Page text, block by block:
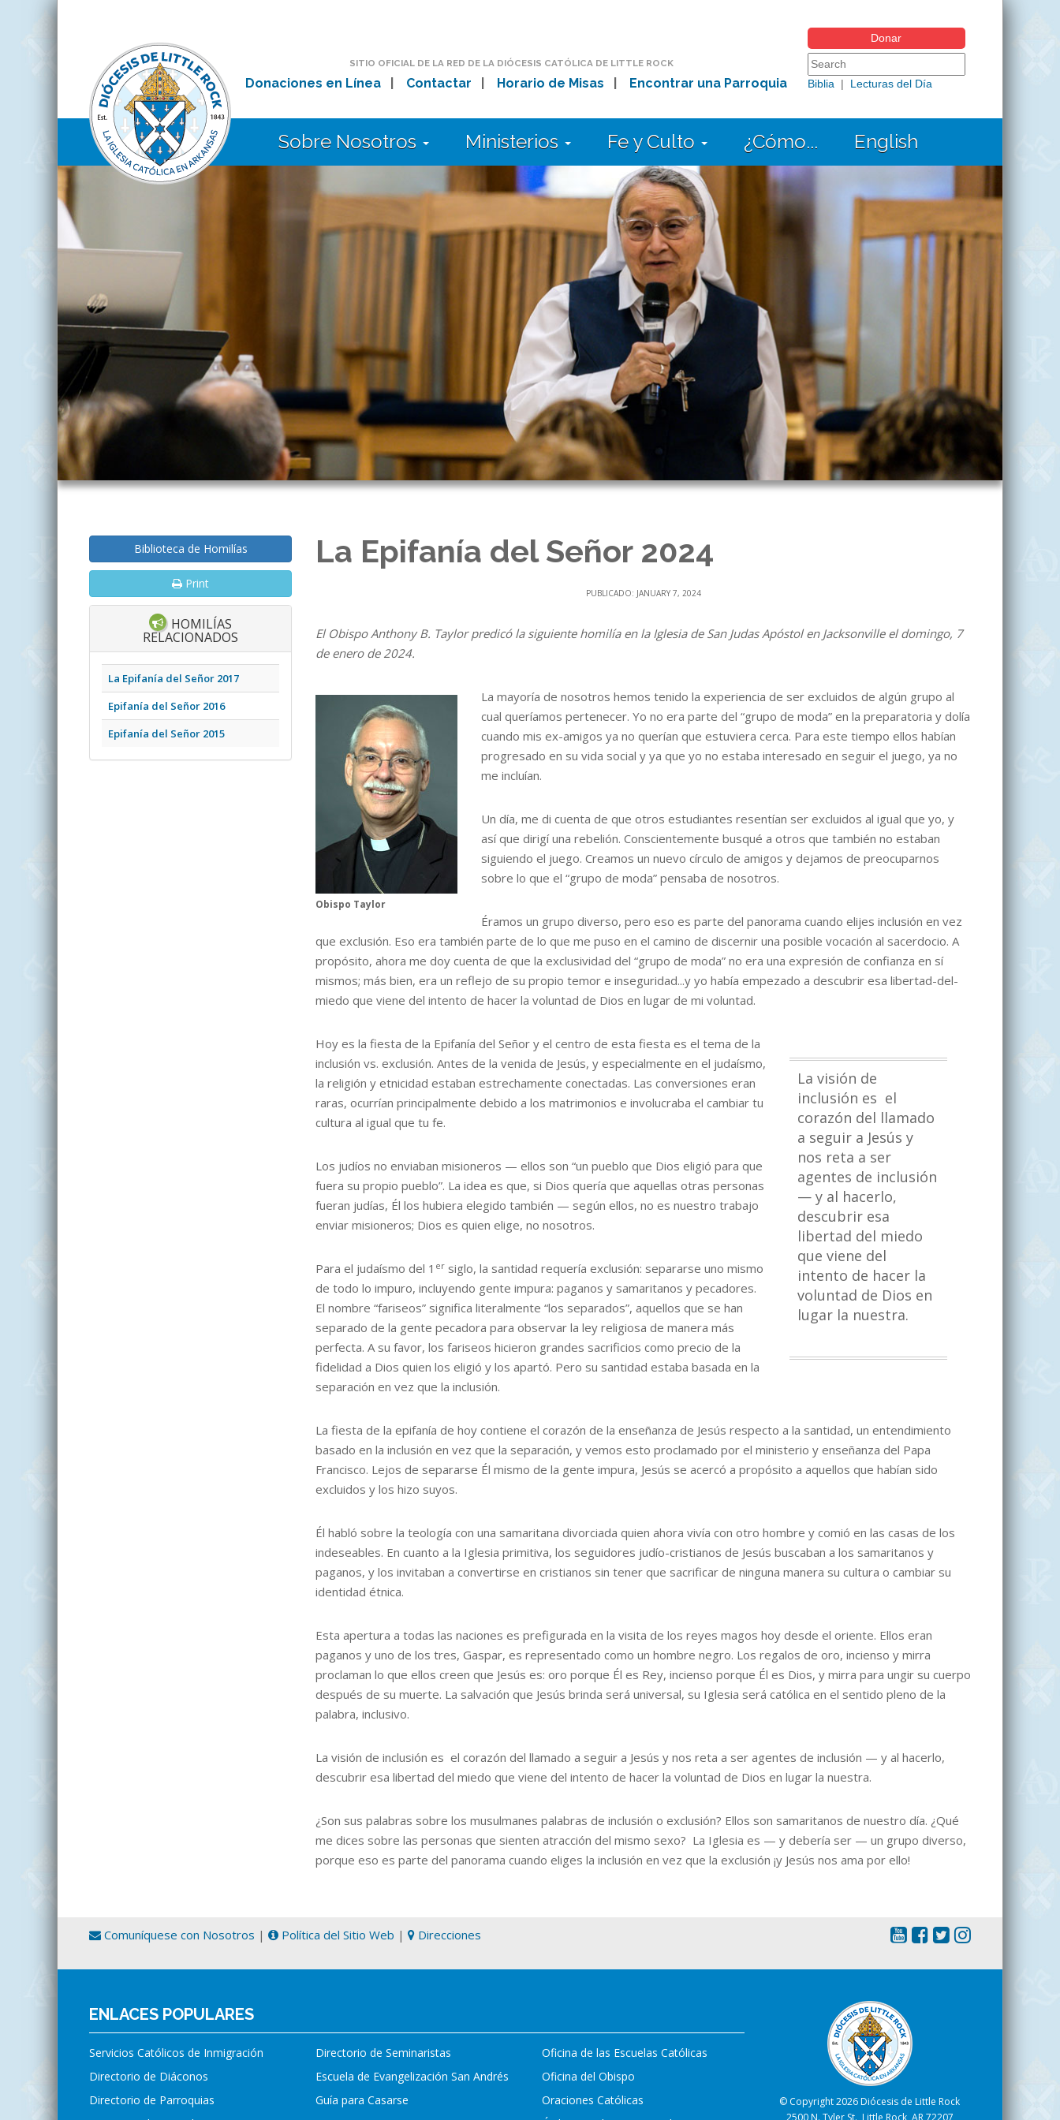
SITIO OFICIAL DE LA RED DE LA DIÓCESIS CATÓLICA DE LITTLE ROCK
Donaciones en Línea| Contactar Horario de Misas Encontrar una Parroquia
Donar
Search form
Search this site
Biblia | Lecturas del Día
Sobre Nosotros Ministerios Fe y Culto ¿Cómo... English
La Epifanía del Señor 2024
PUBLICADO: JANUARY 7, 2024
El Obispo Anthony B. Taylor predicó la siguiente homilía en la Iglesia de San Judas Apóstol en Jacksonville el domingo, 7
de enero de 2024.
Obispo Taylor
La mayoría de nosotros hemos tenido la experiencia de ser excluidos de algún grupo al
cual queríamos pertenecer. Yo no era parte del “grupo de moda” en la preparatoria y dolía
cuando mis ex-amigos ya no querían que estuviera cerca. Para este tiempo ellos habían
progresado en su vida social y ya que yo no estaba interesado en seguir el juego, ya no
me incluían.
Un día, me di cuenta de que otros estudiantes resentían ser excluidos al igual que yo, y
así que dirigí una rebelión. Conscientemente busqué a otros que también no estaban
siguiendo el juego. Creamos un nuevo círculo de amigos y dejamos de preocuparnos
sobre lo que el “grupo de moda” pensaba de nosotros.
Éramos un grupo diverso, pero eso es parte del panorama cuando elijes inclusión en vez
que exclusión. Eso era también parte de lo que me puso en el camino de discernir una posible vocación al sacerdocio. A
propósito, ahora me doy cuenta de que la exclusividad del “grupo de moda” no era una expresión de confianza en sí
mismos; más bien, era un reflejo de su propio temor e inseguridad...y yo había empezado a descubrir esa libertad-del-
miedo que viene del intento de hacer la voluntad de Dios en lugar de mi voluntad.
La visión de
inclusión es el
corazón del llamado
a seguir a Jesús y
nos reta a ser
agentes de inclusión
— y al hacerlo,
descubrir esa
libertad del miedo
que viene del
intento de hacer la
voluntad de Dios en
lugar la nuestra.
Hoy es la fiesta de la Epifanía del Señor y el centro de esta fiesta es el tema de la
inclusión vs. exclusión. Antes de la venida de Jesús, y especialmente en el judaísmo,
la religión y etnicidad estaban estrechamente conectadas. Las conversiones eran
raras, ocurrían principalmente debido a los matrimonios e involucraba el cambiar tu
cultura al igual que tu fe.
Los judíos no enviaban misioneros — ellos son “un pueblo que Dios eligió para que
fuera su propio pueblo”. La idea es que, si Dios quería que aquellas otras personas
fueran judías, Él los hubiera elegido también — según ellos, no es nuestro trabajo
enviar misioneros; Dios es quien elige, no nosotros.
Para el judaísmo del 1 er siglo, la santidad requería exclusión: separarse uno mismo
de todo lo impuro, incluyendo gente impura: paganos y samaritanos y pecadores.
El nombre “fariseos” significa literalmente “los separados”, aquellos que se han
separado de la gente pecadora para observar la ley religiosa de manera más
perfecta. A su favor, los fariseos hicieron grandes sacrificios como precio de la
fidelidad a Dios quien los eligió y los apartó. Pero su santidad estaba basada en la
separación en vez que la inclusión.
La fiesta de la epifanía de hoy contiene el corazón de la enseñanza de Jesús respecto a la santidad, un entendimiento
basado en la inclusión en vez que la separación, y vemos esto proclamado por el ministerio y enseñanza del Papa
Francisco. Lejos de separarse Él mismo de la gente impura, Jesús se acercó a propósito a aquellos que habían sido
excluidos y los hizo suyos.
Él habló sobre la teología con una samaritana divorciada quien ahora vivía con otro hombre y comió en las casas de los
indeseables. En cuanto a la Iglesia primitiva, los seguidores judío-cristianos de Jesús buscaban a los samaritanos y
paganos, y los invitaban a convertirse en cristianos sin tener que sacrificar de ninguna manera su cultura o cambiar su
identidad étnica.
Esta apertura a todas las naciones es prefigurada en la visita de los reyes magos hoy desde el oriente. Ellos eran
paganos y uno de los tres, Gaspar, es representado como un hombre negro. Los regalos de oro, incienso y mirra
proclaman lo que ellos creen que Jesús es: oro porque Él es Rey, incienso porque Él es Dios, y mirra para ungir su cuerpo
después de su muerte. La salvación que Jesús brinda será universal, su Iglesia será católica en el sentido pleno de la
palabra, inclusivo.
La visión de inclusión es el corazón del llamado a seguir a Jesús y nos reta a ser agentes de inclusión — y al hacerlo,
descubrir esa libertad del miedo que viene del intento de hacer la voluntad de Dios en lugar la nuestra.
¿Son sus palabras sobre los musulmanes palabras de inclusión o exclusión? Ellos son samaritanos de nuestro día. ¿Qué
me dices sobre las personas que sienten atracción del mismo sexo? La Iglesia es — y debería ser — un grupo diverso,
porque eso es parte del panorama cuando eliges la inclusión en vez que la exclusión ¡y Jesús nos ama por ello!
Biblioteca de Homilías
Print
HOMILÍAS
RELACIONADOS
La Epifanía del Señor 2017
Epifanía del Señor 2016
Epifanía del Señor 2015
Comuníquese con Nosotros | Política del Sitio Web | Direcciones
ENLACES POPULARES
Servicios Católicos de Inmigración
Directorio de Diáconos
Directorio de Parroquias
Directorio de Seminaristas
Escuela de Evangelización San Andrés
Guía para Casarse
Oficina de las Escuelas Católicas
Oficina del Obispo
Oraciones Católicas
© Copyright 2026 Diócesis de Little Rock